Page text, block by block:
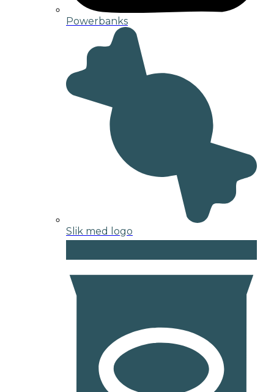
Powerbanks
Slik med logo